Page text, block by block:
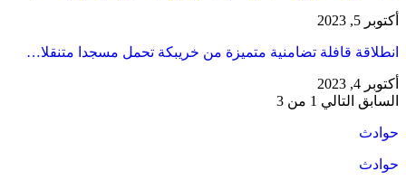
أكتوبر 5, 2023
انطلاقة قافلة تضامنية متميزة من خريبكة تحمل مسجدا متنقلا…
أكتوبر 4, 2023
السابق التالي 1 من 3
حوادث
حوادث